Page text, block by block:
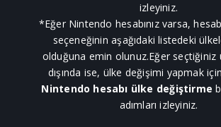
izleyiniz.
*Eğer Nintendo hesabınız varsa,
seçeneğinin aşağıdaki listedeki
olduğuna emin olunuz.Eğer seçtiğiniz
dışında ise, ülke değişimi yapmak
Nintendo hesabı ülke değiştirme
adımları izleyiniz.